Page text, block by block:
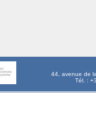
44, avenue de
Tél. :